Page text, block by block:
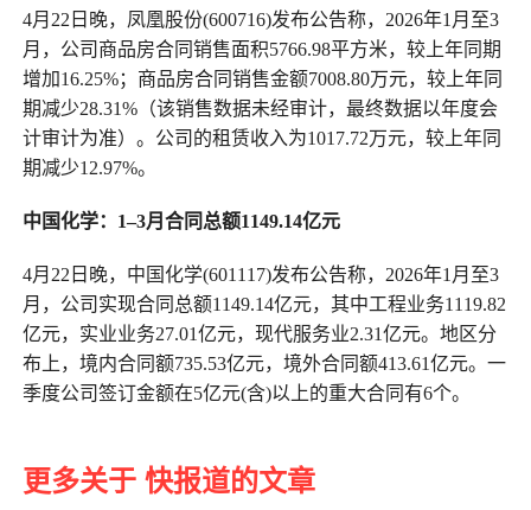
4月22日晚，凤凰股份(600716)发布公告称，2026年1月至3
月，公司商品房合同销售面积5766.98平方米，较上年同期
增加16.25%；商品房合同销售金额7008.80万元，较上年同
期减少28.31%（该销售数据未经审计，最终数据以年度会
计审计为准）。公司的租赁收入为1017.72万元，较上年同
期减少12.97%。
中国化学：1–3月合同总额1149.14亿元
4月22日晚，中国化学(601117)发布公告称，2026年1月至3
月，公司实现合同总额1149.14亿元，其中工程业务1119.82
亿元，实业业务27.01亿元，现代服务业2.31亿元。地区分
布上，境内合同额735.53亿元，境外合同额413.61亿元。一
季度公司签订金额在5亿元(含)以上的重大合同有6个。
更多关于 快报道的文章